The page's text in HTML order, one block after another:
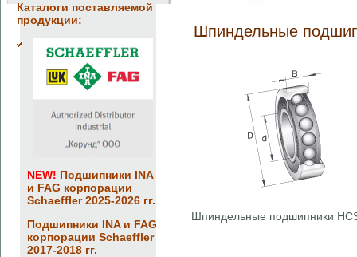
Каталоги поставляемой
продукции:
NEW! Подшипники INA
и FAG корпорации
Schaeffler 2025-2026 гг.
Подшипники INA и FAG
корпорации Schaeffler
2017-2018 гг.
Шпиндельные
Шпиндельные подшипники